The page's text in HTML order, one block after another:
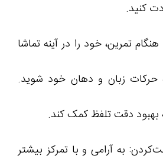
کنید.
هنگام تمرین، خود را در آینه تماشا
حرکات زبان و دهان خود شوید.
بهبود دقت تلفظ کمک کند.
به آرامی و با تمرکز بیشتر